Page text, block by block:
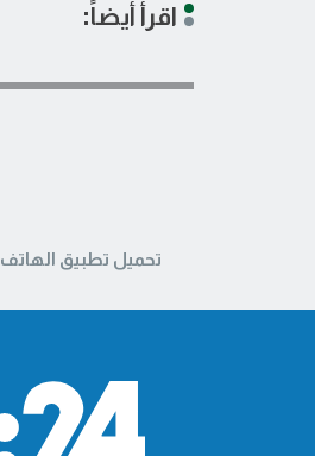
اقرأ أيضاً:
تحميل تطبيق الهاتف